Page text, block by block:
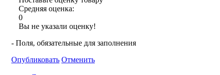
Средняя оценка:
0
Вы не указали оценку!
- Поля, обязательные для заполнения
Опубликовать Отменить